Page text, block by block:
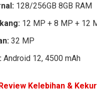
128/256GB 8GB RAM
12 MP + 8 MP + 12
32 MP
Android 12, 4500 mAh
Kelebihan &